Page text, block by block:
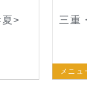
> 三重
メニュ